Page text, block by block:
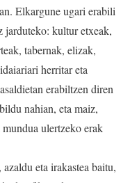
Elkargune ugari erabili
jarduteko: kultur etxeak,
tabernak, elizak,
herritar eta
erabiltzen diren
nahian, eta maiz,
ulertzeko erak
eta irakastea baitu,